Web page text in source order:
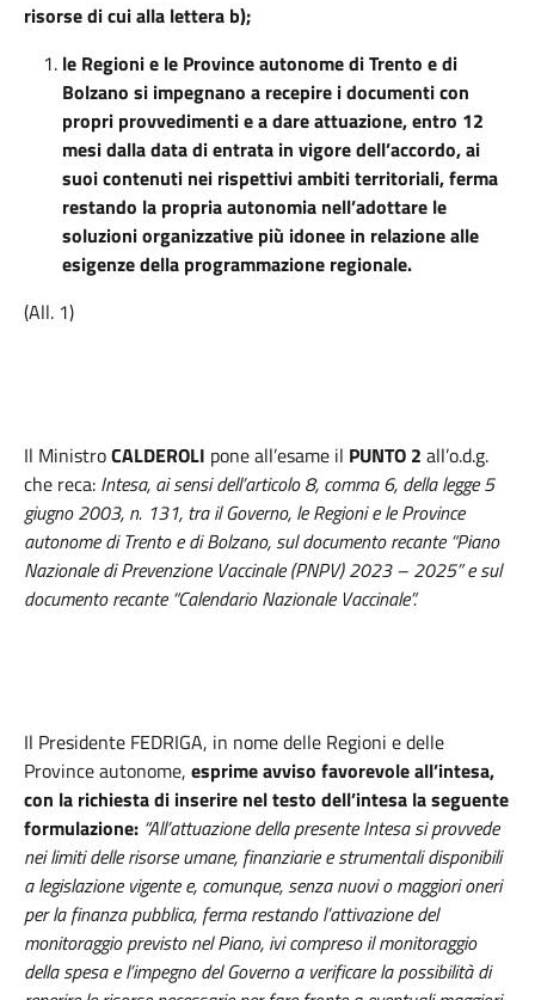
risorse di cui alla lettera b);
le Regioni e le Province autonome di Trento e di
Bolzano si impegnano a recepire i documenti con
propri provvedimenti e a dare attuazione, entro 12
mesi dalla data di entrata in vigore dell’accordo, ai
suoi contenuti nei rispettivi ambiti territoriali, ferma
restando la propria autonomia nell’adottare le
soluzioni organizzative più idonee in relazione alle
esigenze della programmazione regionale.
(All. 1)
Il MinistroCALDEROLI pone all’esame il PUNTO 2 all’o.d.g.
che reca: Intesa, ai sensi dell’articolo 8, comma 6, della legge 5
giugno 2003, n. 131, tra il Governo, le Regioni e le Province
autonome di Trento e di Bolzano, sul documento recante “Piano
Nazionale di Prevenzione Vaccinale (PNPV) 2023 – 2025” e sul
documento recante “Calendario Nazionale Vaccinale”.
Il Presidente FEDRIGA, in nome delle Regioni e delle
Province autonome, esprime avviso favorevole all’intesa,
con la richiesta di inserire nel testo dell’intesa la seguente
formulazione: “All’attuazione della presente Intesa si provvede
nei limiti delle risorse umane, finanziarie e strumentali disponibili
a legislazione vigente e, comunque, senza nuovi o maggiori oneri
per la finanza pubblica, ferma restando l’attivazione del
monitoraggio previsto nel Piano, ivi compreso il monitoraggio
della spesa e l’impegno del Governo a verificare la possibilità di